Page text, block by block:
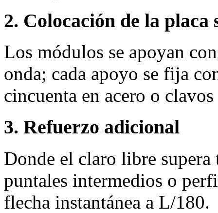
2. Colocación de la placa
Los módulos se apoyan
onda; cada apoyo se fija
cincuenta en acero o
3. Refuerzo adicional
Donde el claro libre supera
puntales intermedios o
flecha instantánea a L/180.